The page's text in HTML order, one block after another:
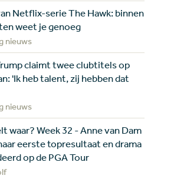
Netflix-serie The Hawk: binnen
weet je genoeg
nieuws
claimt twee clubtitels op
'Ik heb talent, zij hebben dat
nieuws
waar? Week 32 - Anne van Dam
eerste topresultaat en drama
op de PGA Tour